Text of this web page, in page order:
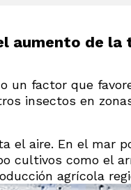
aumento de la
un factor que
insectos en
el aire. En el mar
cultivos como el
agrícola